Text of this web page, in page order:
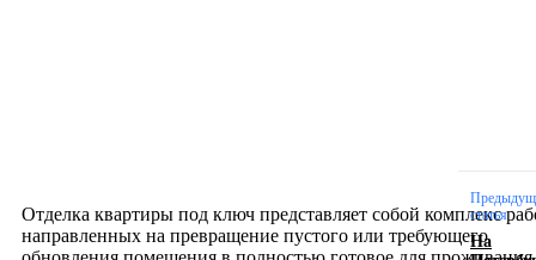
Отделка квартиры под ключ представляет собой комплекс
направленных на превращение пустого или требующего
статья
На